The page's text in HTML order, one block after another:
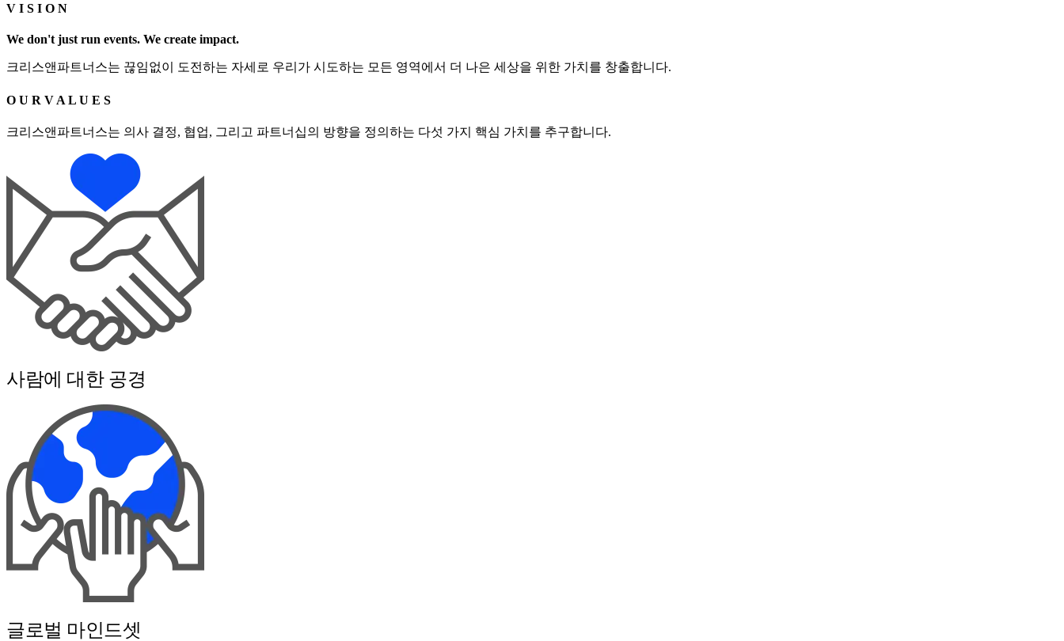
V I S I O N
We don't just run events. We create impact.
크리스앤파트너스는 끊임없이 도전하는 자세로 우리가 시도하는 모든 영역에서 더 나은 세상을 위한 가치를 창출합니다.
O U R V A L U E S
크리스앤파트너스는 의사 결정, 협업, 그리고 파트너십의 방향을 정의하는 다섯 가지 핵심 가치를 추구합니다.
사람에 대한 공경
글로벌 마인드셋